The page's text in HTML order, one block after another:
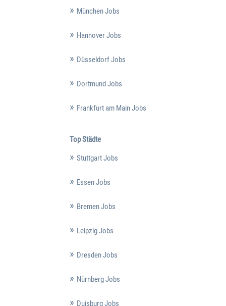
München Jobs
Hannover Jobs
Düsseldorf Jobs
Dortmund Jobs
Frankfurt am Main Jobs
Top Städte
Stuttgart Jobs
Essen Jobs
Bremen Jobs
Leipzig Jobs
Dresden Jobs
Nürnberg Jobs
Duisburg Jobs